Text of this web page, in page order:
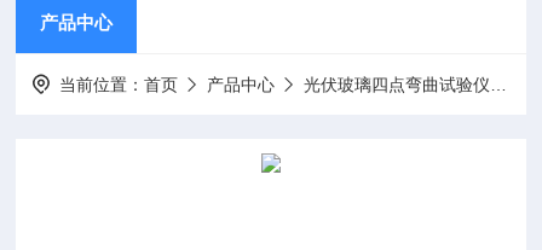
产品中心
当前位置：首页 产品中心 光伏玻璃四点弯曲试验仪器